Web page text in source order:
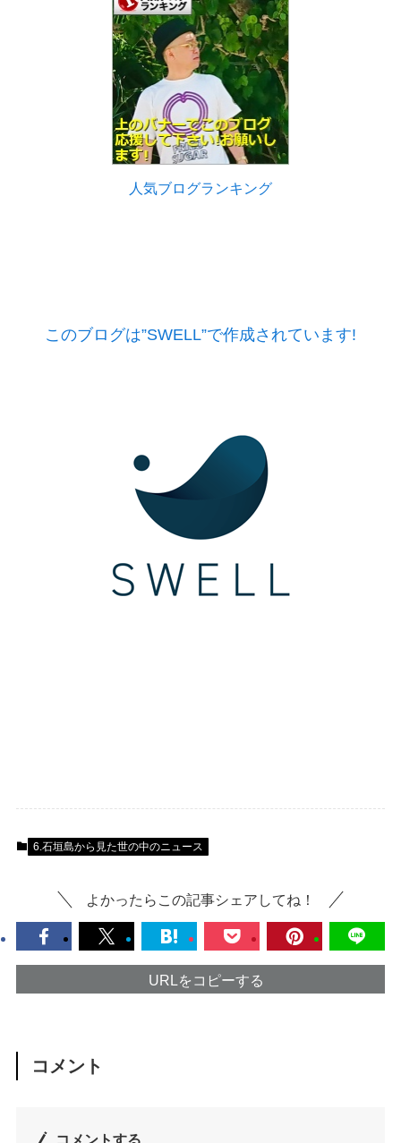
人気ブログランキング
このブログは”SWELL”で作成されています!
6.石垣島から見た世の中のニュース
よかったらこの記事シェアしてね！
URLをコピーする
コメント
コメントする